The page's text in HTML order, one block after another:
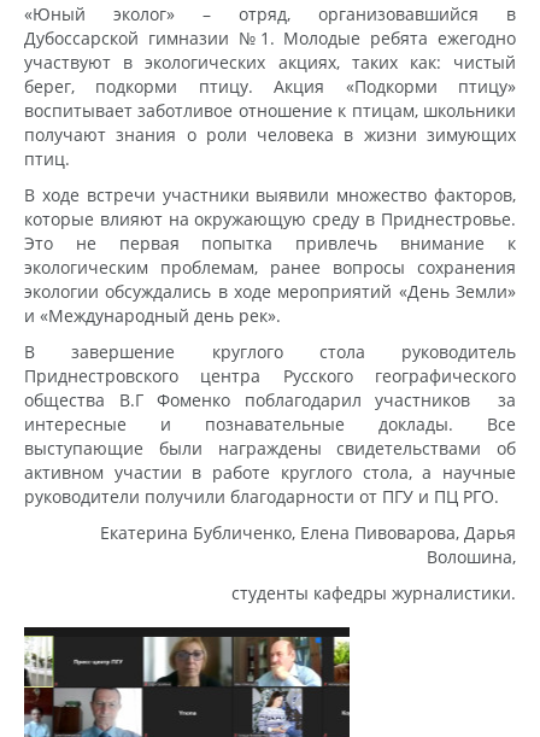
«Юный эколог» – отряд, организовавшийся в
Дубоссарской гимназии №1. Молодые ребята ежегодно
участвуют в экологических акциях, таких как: чистый
берег, подкорми птицу. Акция «Подкорми птицу»
воспитывает заботливое отношение к птицам, школьники
получают знания о роли человека в жизни зимующих
птиц.
В ходе встречи участники выявили множество факторов,
которые влияют на окружающую среду в Приднестровье.
Это не первая попытка привлечь внимание к
экологическим проблемам, ранее вопросы сохранения
экологии обсуждались в ходе мероприятий «День Земли»
и «Международный день рек».
В завершение круглого стола руководитель
Приднестровского центра Русского географического
общества В.Г Фоменко поблагодарил участников за
интересные и познавательные доклады. Все
выступающие были награждены свидетельствами об
активном участии в работе круглого стола, а научные
руководители получили благодарности от ПГУ и ПЦ РГО.
Екатерина Бубличенко, Елена Пивоварова, Дарья
Волошина,
студенты кафедры журналистики.